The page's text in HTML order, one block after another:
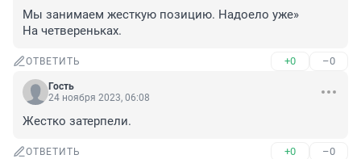
Мы занимаем жесткую позицию. Надоело уже»
На четвереньках.
ОТВЕТИТЬ +0 –0
Гость
24 ноября 2023, 06:08
Жестко затерпели.
ОТВЕТИТЬ +0 –0